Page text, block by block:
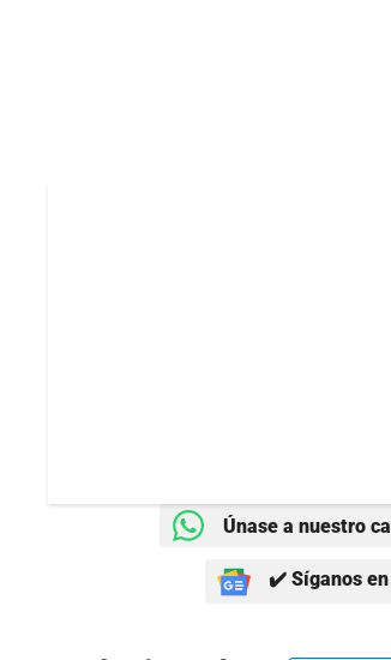
Únase a nuestro
✔️ Síganos en